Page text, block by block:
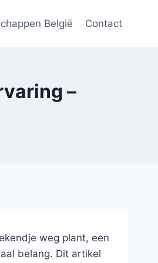
België Contact
–
weg plant, een
belang. Dit artikel